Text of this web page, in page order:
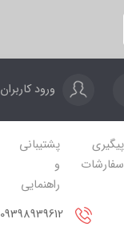
ورود کاربران
پیگیری
سفارشات
پشتیبانی
و
راهنمایی